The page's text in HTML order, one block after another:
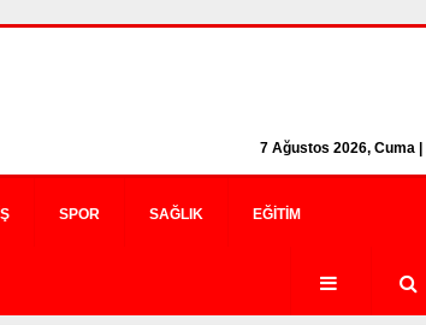
7 Ağustos 2026, Cuma |
SPOR SAĞLIK EĞITIM